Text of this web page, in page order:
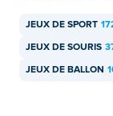
JEUX DE SPORT
JEUX DE SOURIS
JEUX DE BALLON